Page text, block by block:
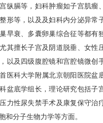
纵膈等，妇科肿瘤如子宫肌瘤
形等，以及及妇科内分泌异常
早衰、多囊卵巢综合征等都有
其擅长子宫及阴道脱垂、女性
以及四级腹腔镜和宫腔镜微创
医科大学附属北京朝阳医院盆
盆底学组长，理论研究包括子
力性尿失禁手术及康复保守治
和分子生物力学等方面。